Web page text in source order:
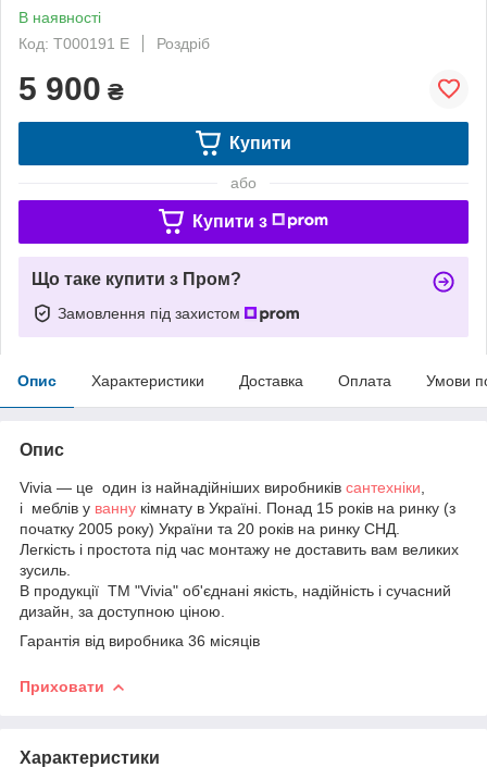
В наявності
Код: Т000191 Е
Роздріб
5 900 ₴
Купити
або
Купити з
Що таке купити з Пром?
Замовлення під захистом
Опис Характеристики Доставка Оплата Умови
Опис
Vivia — це один із найнадійніших виробників сантехніки
і меблів у ванну кімнату в Україні. Понад 15 років на ринку (з
початку 2005 року) України та 20 років на ринку СНД.
Легкість і простота під час монтажу не доставить вам великих
зусиль.
В продукції ТМ "Vivia" об'єднані якість, надійність і сучасний
дизайн, за доступною ціною.
Гарантія від виробника 36 місяців
Приховати
Характеристики